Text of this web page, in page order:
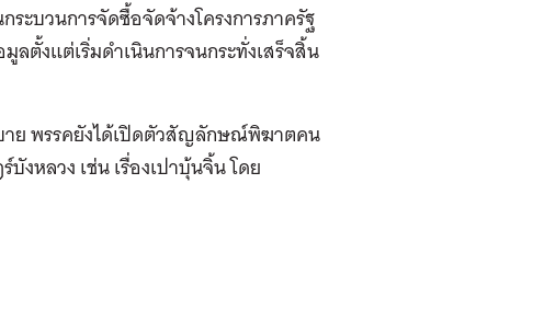
ะบวนการจัดซื้อจัดจ้างโครงการภาครัฐ
ตั้งแต่เริ่มดำเนินการจนกระทั่งเสร็จสิ้น
าย พรรคยังได้เปิดตัวสัญลักษณ์พิฆาตคน
งหลวง เช่น เรื่องเปาบุ้นจิ้น โดย